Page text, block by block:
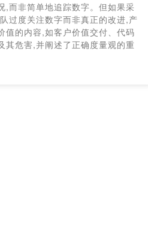
,而非简单地追踪数字。但如果采
过度关注数字而非真正的改进,产
值的内容,如客户价值交付、代码
其危害,并阐述了正确度量观的重